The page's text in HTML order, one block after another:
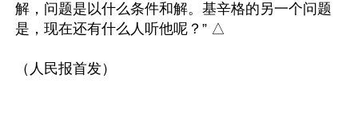
解，问题是以什么条件和解。基辛格的另一个问题
是，现在还有什么人听他呢？” △
（人民报首发）